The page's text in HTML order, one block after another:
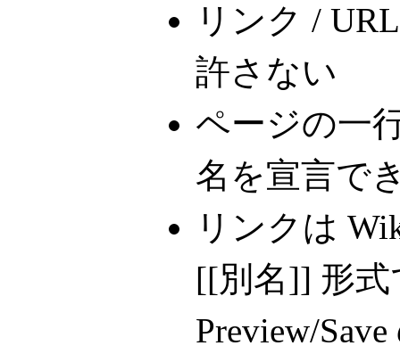
リンク /
許さない
ページの一
名を宣言で
リンクは
[[別名]] 形
Preview/